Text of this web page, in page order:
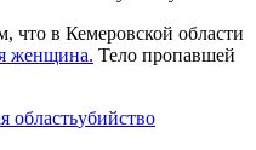
что в Кемеровской области
женщина. Тело пропавшей
областьубийство